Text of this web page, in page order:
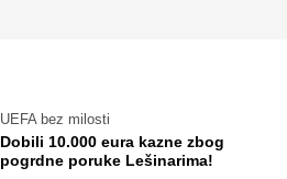
UEFA bez milosti
Dobili 10.000 eura kazne zbog
pogrdne poruke Lešinarima!